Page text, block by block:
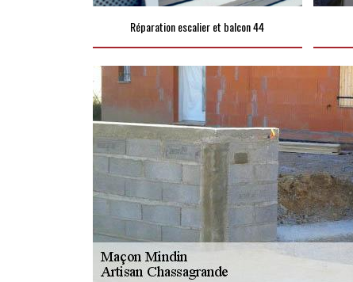
Réparation escalier et balcon 44